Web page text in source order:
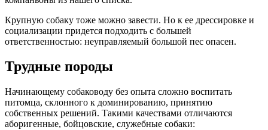
Крупную собаку тоже можно завести. Но к ее дрессировке и
социализации придется подходить с большей
ответственностью: неуправляемый большой пес опасен.
Трудные породы
Начинающему собаководу без опыта сложно воспитать
питомца, склонного к доминированию, принятию
собственных решений. Такими качествами отличаются
аборигенные, бойцовские, служебные собаки: